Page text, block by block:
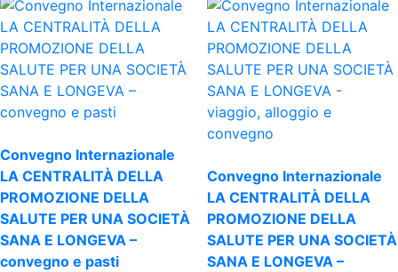
varianti.
Le
opzioni
possono
essere
scelte
pagina
del
prodotto
€371.00
varianti.
Le
opzioni
possono
essere
scelte
nella
del
prodotto
Convegno Internazionale
LA CENTRALITÀ DELLA
PROMOZIONE DELLA
SALUTE PER UNA SOCIETÀ
SANA E LONGEVA –
convegno e pasti
Convegno Internazionale
LA CENTRALITÀ DELLA
PROMOZIONE DELLA
SALUTE PER UNA SOCIETÀ
SANA E LONGEVA –